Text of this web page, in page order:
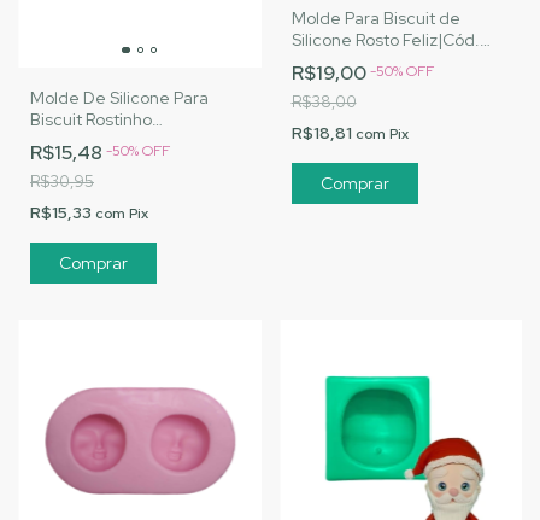
Molde De Silicone Para
Biscuit Rostinho
Personalizado P - MJ
Artesanatos |Cód. 3090
R$15,48 -50%OFF
R$30,95
R$15,33 com Pix
Molde Para Biscuit de
Silicone Rosto Feliz|Cód.
2105
R$19,00-50%OFF
R$38,00
R$18,81 com Pix